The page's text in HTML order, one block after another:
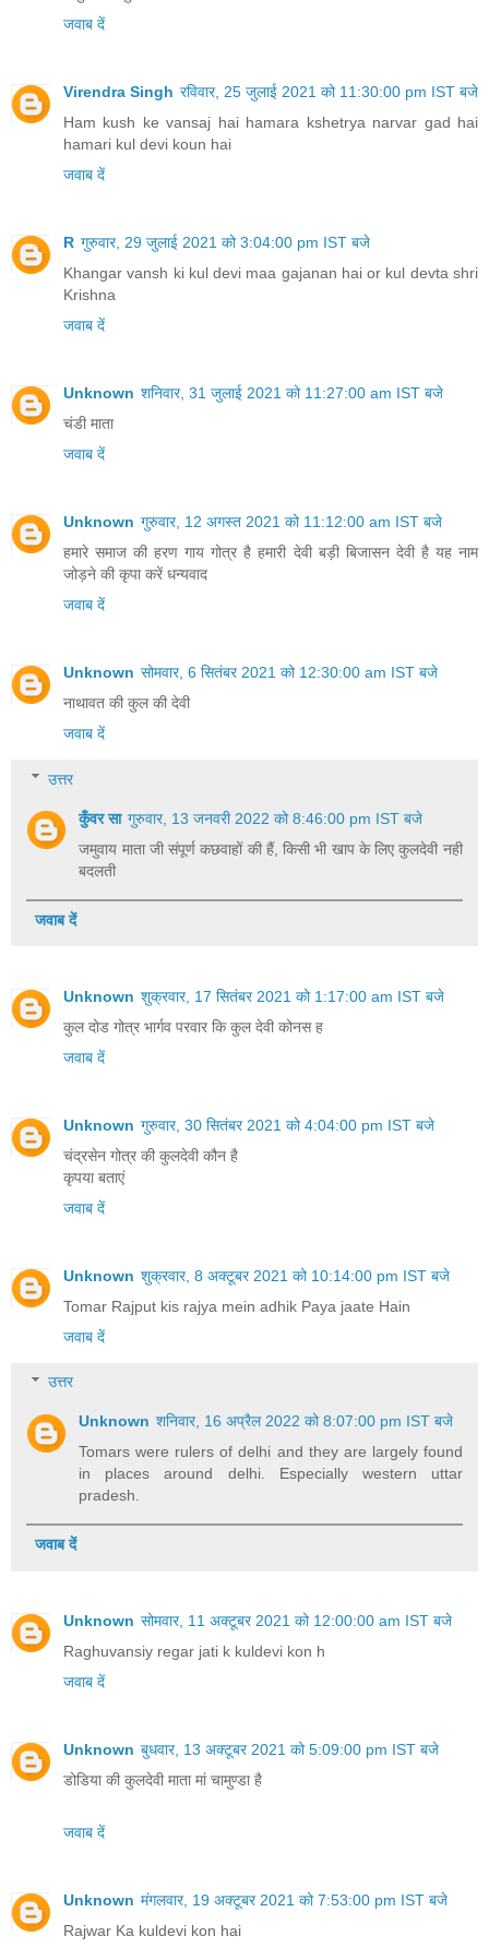
जवाब दें
Virendra Singh रविवार, 25 जुलाई 2021 को 11:30:00 pm IST बजे
Ham kush ke vansaj hai hamara kshetrya narvar gad hai
hamari kul devi koun hai
जवाब दें
R गुरुवार, 29 जुलाई 2021 को 3:04:00 pm IST बजे
Khangar vansh ki kul devi maa gajanan hai or kul devta shri
Krishna
जवाब दें
Unknown शनिवार, 31 जुलाई 2021 को 11:27:00 am IST बजे
चंडी माता
जवाब दें
Unknown गुरुवार, 12 अगस्त 2021 को 11:12:00 am IST बजे
हमारे समाज की हरण गाय गोत्र है हमारी देवी बड़ी बिजासन देवी है यह नाम
जोड़ने की कृपा करें धन्यवाद
जवाब दें
Unknown सोमवार, 6 सितंबर 2021 को 12:30:00 am IST बजे
नाथावत की कुल की देवी
जवाब दें
उत्तर
कुँवर सा गुरुवार, 13 जनवरी 2022 को 8:46:00 pm IST बजे
जमुवाय माता जी संपूर्ण कछवाहों की हैं, किसी भी खाप के लिए कुलदेवी नही
बदलती
जवाब दें
Unknown शुक्रवार, 17 सितंबर 2021 को 1:17:00 am IST बजे
कुल दोड गोत्र भार्गव परवार कि कुल देवी कोनस ह
जवाब दें
Unknown गुरुवार, 30 सितंबर 2021 को 4:04:00 pm IST बजे
चंद्रसेन गोत्र की कुलदेवी कौन है
कृपया बताएं
जवाब दें
Unknown शुक्रवार, 8 अक्टूबर 2021 को 10:14:00 pm IST बजे
Tomar Rajput kis rajya mein adhik Paya jaate Hain
जवाब दें
उत्तर
Unknown शनिवार, 16 अप्रैल 2022 को 8:07:00 pm IST बजे
Tomars were rulers of delhi and they are largely found
in places around delhi. Especially western uttar
pradesh.
जवाब दें
Unknown सोमवार, 11 अक्टूबर 2021 को 12:00:00 am IST बजे
Raghuvansiy regar jati k kuldevi kon h
जवाब दें
Unknown बुधवार, 13 अक्टूबर 2021 को 5:09:00 pm IST बजे
डोडिया की कुलदेवी माता मां चामुण्डा है
जवाब दें
Unknown मंगलवार, 19 अक्टूबर 2021 को 7:53:00 pm IST बजे
Rajwar Ka kuldevi kon hai